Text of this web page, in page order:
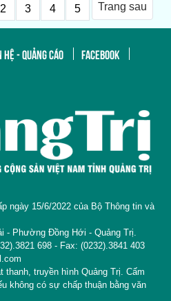
2 3 4 5 Trang sau
HỆ - QUẢNG CÁO
FACEBOOK
ngày 15/6/2022 của Bộ Thông tin và
- Phường Đồng Hới - Quảng Trị.
698 - Fax: (0232).3841 403
thanh, truyền hình Quảng Trị. Cấm
không có sự chấp thuận bằng văn